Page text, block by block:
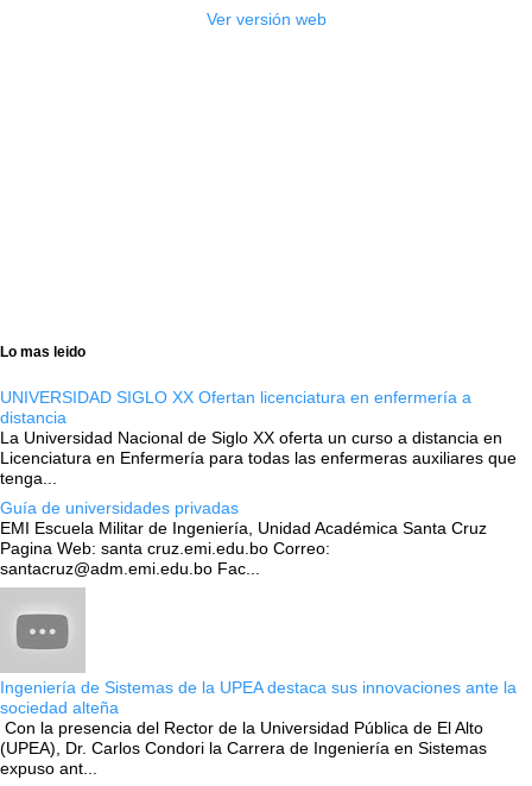
Ver versión web
Lo mas leido
UNIVERSIDAD SIGLO XX Ofertan licenciatura en enfermería a
distancia
La Universidad Nacional de Siglo XX oferta un curso a distancia en
Licenciatura en Enfermería para todas las enfermeras auxiliares que
tenga...
Guía de universidades privadas
EMI Escuela Militar de Ingeniería, Unidad Académica Santa Cruz
Pagina Web: santa cruz.emi.edu.bo Correo:
santacruz@adm.emi.edu.bo Fac...
Ingeniería de Sistemas de la UPEA destaca sus innovaciones ante la
sociedad alteña
Con la presencia del Rector de la Universidad Pública de El Alto
(UPEA), Dr. Carlos Condori la Carrera de Ingeniería en Sistemas
expuso ant...